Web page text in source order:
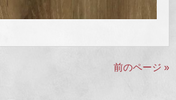
前のページ »